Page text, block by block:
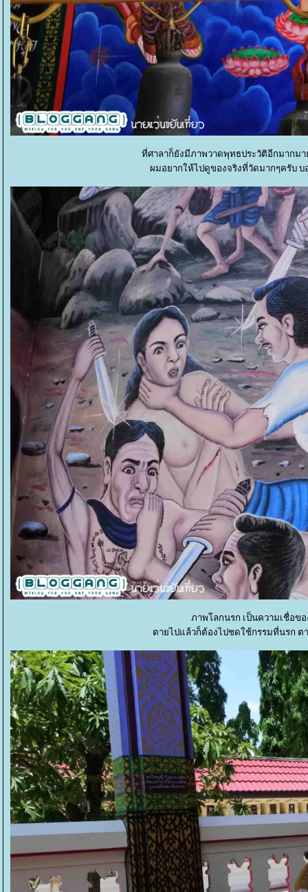
ที่ศาลาก็ยังมีภาพวาดพุทธประวัติอีกมากม
ผมอยากให้ไปดูของจริงที่วัดมากๆครับ
ภาพโลกนรก เป็นความเชื่อข
ตายไปแล้วก็ต้องไปชดใช้กรรมที่นรก ต